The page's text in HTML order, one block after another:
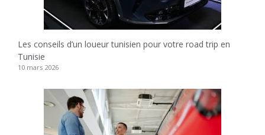
Les conseils d’un loueur tunisien pour votre road trip en
Tunisie
10 mars 2026